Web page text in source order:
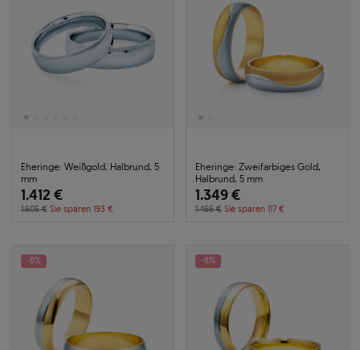
Eheringe: Weißgold, Halbrund, 5
mm
1.412 €
1.605 € Sie sparen 193 €
Eheringe: Zweifarbiges Gold,
Halbrund, 5 mm
1.349 €
1.466 € Sie sparen 117 €
-8% -8%